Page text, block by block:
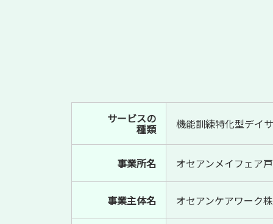
サービスの
種類 機能訓練特化型デイ
事業所名 オセアンメイフェア
事業主体名 オセアンケアワーク